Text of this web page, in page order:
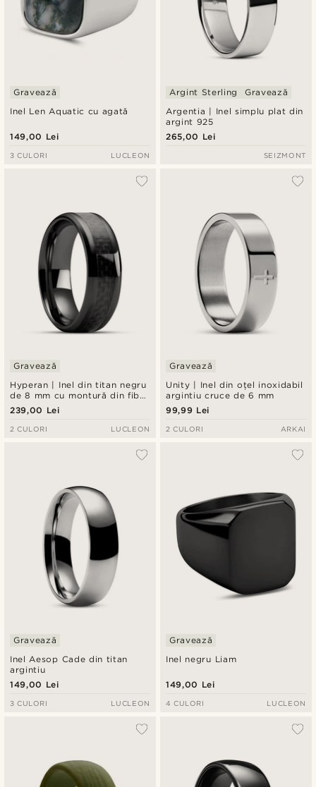
Inel Len Aquatic cu agată
Gravează
149,00 Lei
3 CULORI LUCLEON
Argentia | Inel simplu plat din
argint 925
Argint Sterling Gravează
265,00 Lei
SEIZMONT
Hyperan | Inel din titan negru
de 8 mm cu montură din fibră
de carbon
Gravează
239,00 Lei
2 CULORI LUCLEON
Unity | Inel din oțel inoxidabil
argintiu cruce de 6 mm
Gravează
99,99 Lei
2 CULORI ARKAI
Inel Aesop Cade din titan
argintiu
Gravează
149,00 Lei
3 CULORI LUCLEON
Inel negru Liam
Gravează
149,00 Lei
4 CULORI LUCLEON